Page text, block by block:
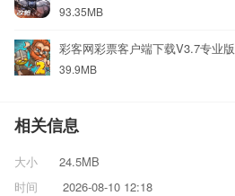
93.35MB
彩客网彩票客户端下载V3.7专业版
39.9MB
相关信息
大小
24.5MB
时间
2026-08-10 12:18